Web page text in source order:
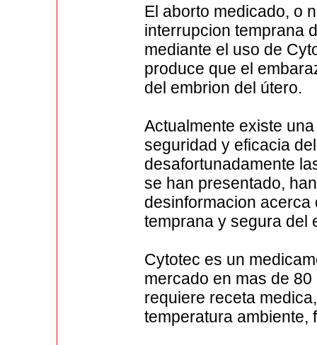
El aborto medicado, o
interrupcion temprana
mediante el uso de
produce que el
del embrion del útero.
Actualmente existe
seguridad y eficacia
desafortunadamente
se han presentado,
desinformacion
temprana y segura del
Cytotec es un
mercado en mas de
requiere receta
temperatura ambiente,